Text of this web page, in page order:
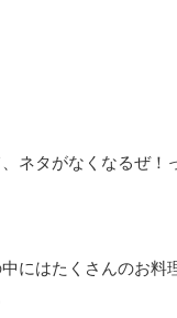
ネタがなくなるぜ！
にはたくさんのお料